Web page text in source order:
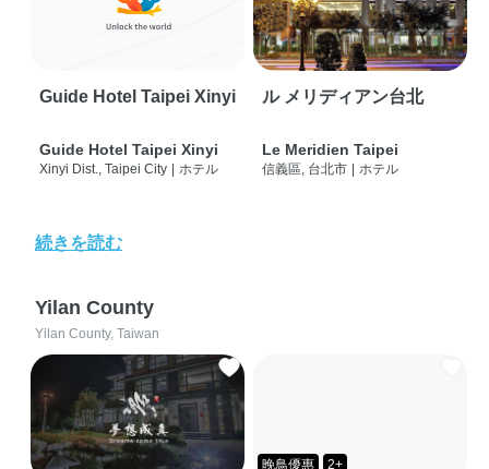
Guide Hotel Taipei Xinyi
Guide Hotel Taipei Xinyi
Xinyi Dist., Taipei City | ホテル
ル メリディアン台北
Le Meridien Taipei
信義區, 台北市 | ホテル
続きを読む
Yilan County
Yilan County, Taiwan
晚鳥優惠 2+